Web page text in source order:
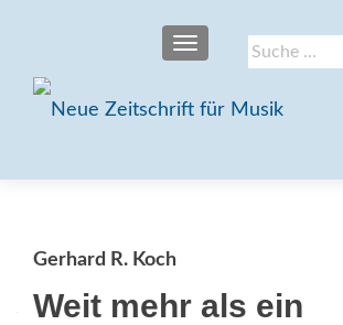
Suche
nach:
SCHALTE NAVIGATION
Gerhard R. Koch
Weit mehr als ein